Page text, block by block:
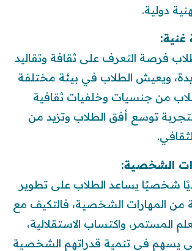
دولية.
غنية:
فرصة التعرف على ثقافة وتقاليد
ويعيش الطلاب في بيئة مختلفة
من جنسيات وخلفيات ثقافية
توسع أفق الطلاب وتزيد من
الشخصية:
شخصيًا يساعد الطلاب على تطوير
المهارات الشخصية، فالتكيف مع
المستمر، واكتساب الاستقلالية،
يسهم في تنمية قدراتهم الشخصية